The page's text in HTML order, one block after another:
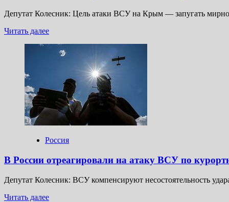
Депутат Колесник: Цель атаки ВСУ на Крым — запугать
Читать далееПрочитать
назвали
цель
атаки
ВСУ
на
Россия
В России отреагировали на атаку ВСУ по
Депутат Колесник: ВСУ компенсируют несостоятельность
Читать далееПрочитать